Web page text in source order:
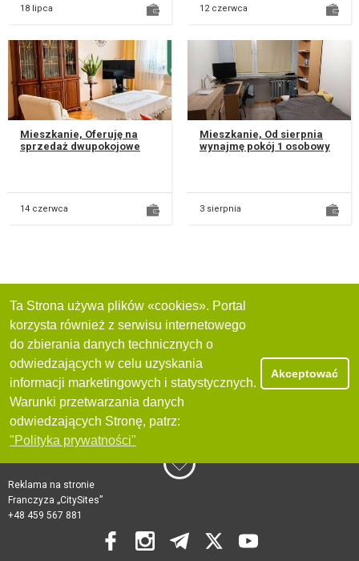
18 lipca 12 czerwca
Mieszkanie, Oferuję na
sprzedaż dwupokojowe
14 czerwca
Mieszkanie, Od sierpnia
wynajmę pokój 1 osobowy
3 sierpnia
Ta Strona używa plików «cookies». Portal
korzysta również z serwisu internetowego
do zbierania danych technicznych o
odwiedzających w celu uzyskania
informacji marketingowych i statystycznych.
Warunki przetwarzania danych
odwiedzających Stronę, patrz:
"Polityka prywatności"
Akceptować
Reklama na stronie
Franczyza „CitySites”
+48 459 567 881